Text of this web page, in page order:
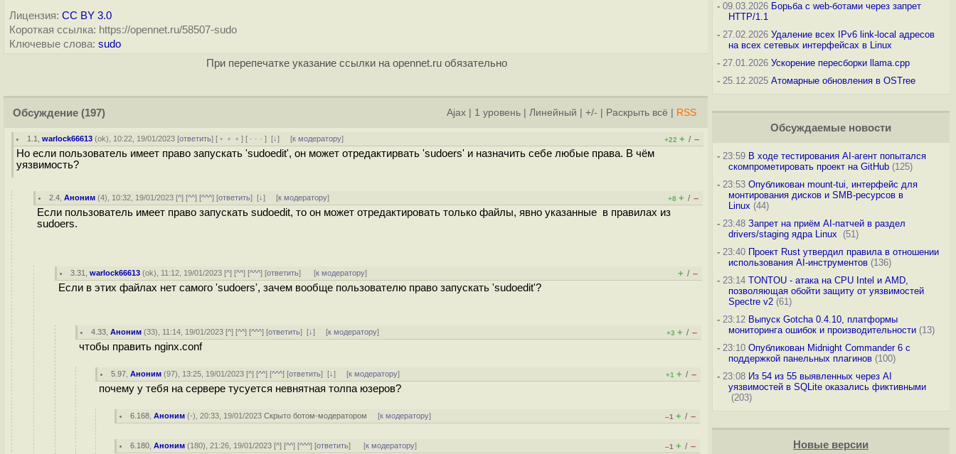
Лицензия: CC BY 3.0
Короткая ссылка: https://opennet.ru/58507-sudo
Ключевые слова: sudo
При перепечатке указание ссылки на opennet.ru обязательно
Обсуждение (197) Ajax 1 уровень Линейный +/- Раскрыть всё RSS
1.1 ,warlock66613 (ok), 10:22, 19/01/2023 [ответить] [ ﹢﹢﹢] [ · · ·][↓] [к модератору] +22 + / –
Но если пользователь имеет право запускать 'sudoedit', он может отредактирвать 'sudoers' и назначить себе любые права. В чём
уязвимость?
2.4 ,Аноним (4), 10:32, 19/01/2023 [^] [^^] [^^^] [ответить][↓] [к модератору] +8 + / –
Если пользователь имеет право запускать sudoedit, то он может отредактировать только файлы, явно указанные в правилах из
sudoers.
3.31 ,warlock66613 (ok), 11:12, 19/01/2023 [^] [^^] [^^^] [ответить] [к модератору] + / –
Если в этих файлах нет самого 'sudoers', зачем вообще пользователю право запускать 'sudoedit'?
4.33 ,Аноним (33), 11:14, 19/01/2023 [^] [^^] [^^^] [ответить][↓] [к модератору] +3 + / –
чтобы править nginx.conf
5.97 ,Аноним (97), 13:25, 19/01/2023 [^] [^^] [^^^] [ответить][↓] [к модератору] +1 + / –
почему у тебя на сервере тусуется невнятная толпа юзеров?
6.168 ,Аноним (-), 20:33, 19/01/2023Скрыто ботом-модератором [к модератору] –1 + / –
6.180 ,Аноним (180), 21:26, 19/01/2023 [^] [^^] [^^^] [ответить] [к модератору] –1 + / –
-09.03.2026 Борьба с web-ботами через запрет
HTTP/1.1
-27.02.2026 Удаление всех IPv6 link-local адресов
на всех сетевых интерфейсах в Linux
-27.01.2026 Ускорение пересборки llama.cpp
-25.12.2025 Атомарные обновления в OSTree
Обсуждаемые новости
-23:59 В ходе тестирования AI-агент попытался
скомпрометировать проект на GitHub(125)
-23:53 Опубликован mount-tui, интерфейс для
монтирования дисков и SMB-ресурсов в
Linux (44)
-23:48 Запрет на приём AI-патчей в раздел
drivers/staging ядра Linux
(51)
-23:40 Проект Rust утвердил правила в отношении
использования AI-инструментов(136)
-23:14 TONTOU - атака на CPU Intel и AMD,
позволяющая обойти защиту от уязвимостей
Spectre v2(61)
-23:12 Выпуск Gotcha 0.4.10, платформы
мониторинга ошибок и производительности(13)
-23:10 Опубликован Midnight Commander 6 c
поддержкой панельных плагинов(100)
-23:08 Из 54 из 55 выявленных через AI
уязвимостей в SQLite оказались фиктивными
(203)
Новые версии